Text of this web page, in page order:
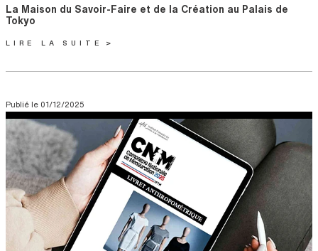
Titre
La Maison du Savoir-Faire et de la Création au Palais de
Tokyo
LIRE LA SUITE
Publié le 01/12/2025
Visuel
Image